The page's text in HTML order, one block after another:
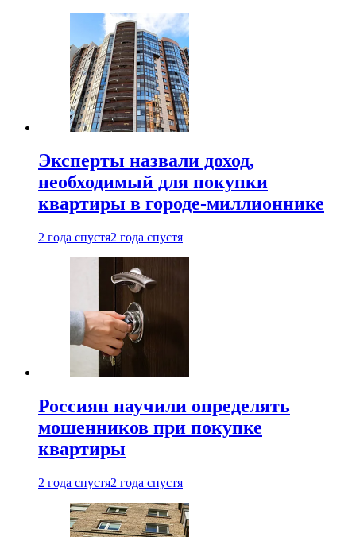
Эксперты назвали доход,
необходимый для покупки
квартиры в городе-миллионнике
2 года спустя2 года спустя
Россиян научили определять
мошенников при покупке
квартиры
2 года спустя2 года спустя